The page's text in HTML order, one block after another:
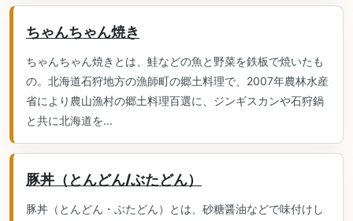
ちゃんちゃん焼き
ちゃんちゃん焼きとは、鮭などの魚と野菜を鉄板で焼いたも
の。北海道石狩地方の漁師町の郷土料理で、2007年農林水産
省により農山漁村の郷土料理百選に、ジンギスカンや石狩鍋
と共に北海道を...
豚丼（とんどん/ぶたどん）
豚丼（とんどん・ぶたどん）とは、砂糖醤油などで味付けし